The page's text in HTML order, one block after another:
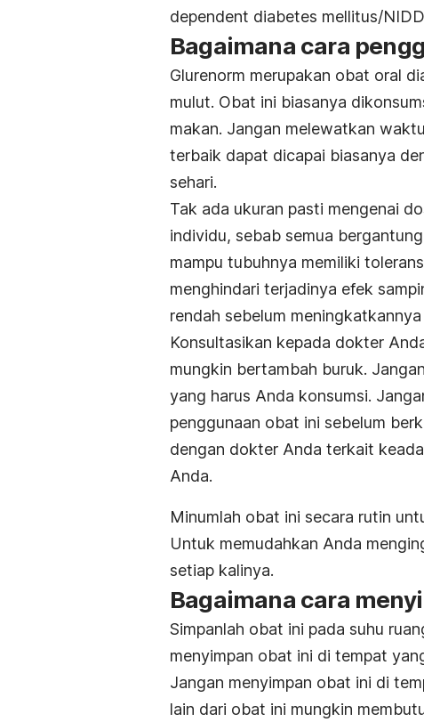
dependent diabetes mellitus/
Bagaimana cara
Glurenorm merupakan obat oral
mulut. Obat ini biasanya
makan. Jangan melewatkan
terbaik dapat dicapai biasanya
sehari.
Tak ada ukuran pasti mengenai
individu, sebab semua
mampu tubuhnya memiliki
menghindari terjadinya efek
rendah sebelum
Konsultasikan kepada dokter
mungkin bertambah buruk.
yang harus Anda konsumsi.
penggunaan obat ini sebelum
dengan dokter Anda terkait
Anda.
Minumlah obat ini secara rutin
Untuk memudahkan Anda
setiap kalinya.
Bagaimana cara
Simpanlah obat ini pada suhu
menyimpan obat ini di tempat
Jangan menyimpan obat ini di
lain dari obat ini mungkin